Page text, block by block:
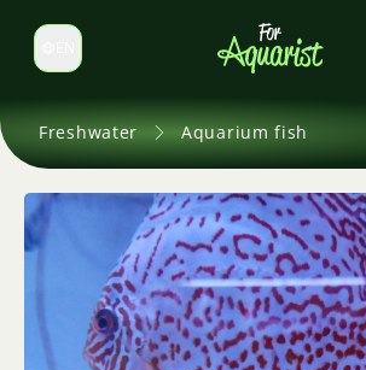
Switch language
Freshwater Aquarium fish